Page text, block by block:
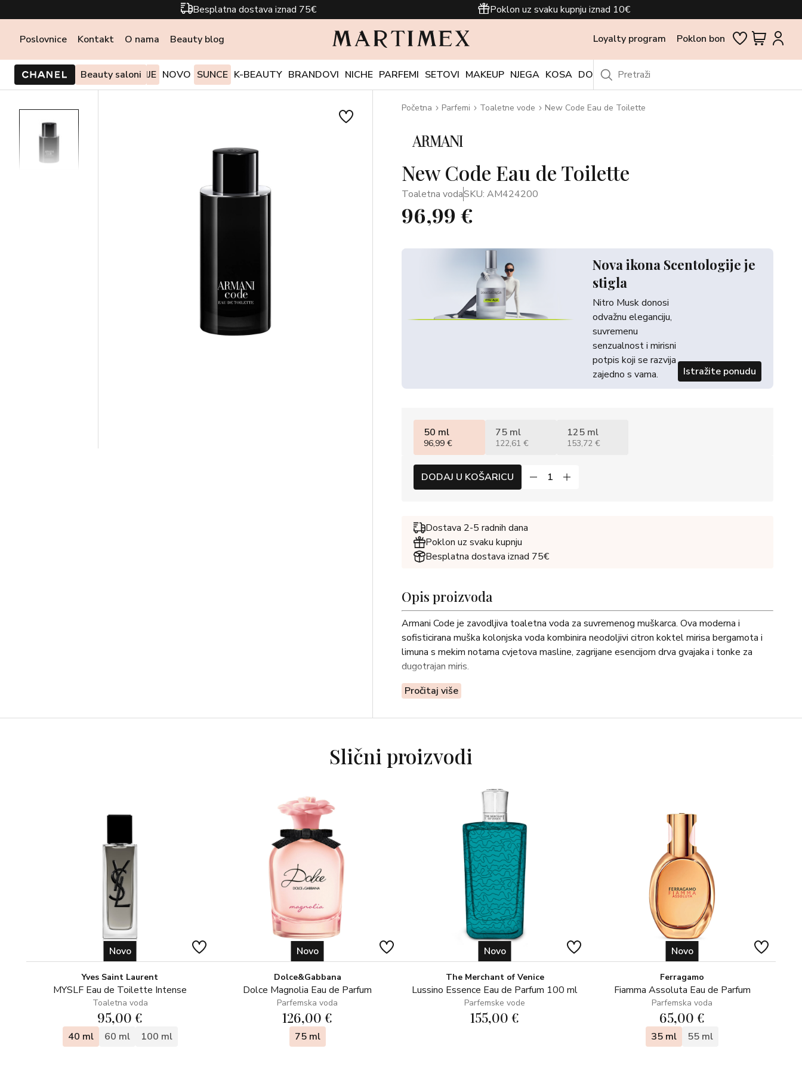
Besplatna dostava iznad 75€ Poklon uz svaku kupnju iznad 10€
Poslovnice Kontakt O nama Beauty blog Loyalty program Poklon bon
Beauty saloni
PONUDE I AKCIJE NOVO SUNCE K-BEAUTY BRANDOVI NICHE PARFEMI SETOVI MAKEUP NJEGA KOSA DODACI OUTLET
Početna Parfemi Toaletne vode New Code Eau de Toilette
New Code Eau de Toilette
Toaletna vodaSKU: AM424200
96,99 €
Nova ikona Scentologije je
stigla
Nitro Musk donosi
odvažnu eleganciju,
suvremenu
senzualnost i mirisni
potpis koji se razvija
zajedno s vama.
Istražite ponudu
50 ml
96,99 €
75 ml
122,61 €
125 ml
153,72 €
DODAJ U KOŠARICU
Dostava 2-5 radnih dana
Poklon uz svaku kupnju
Besplatna dostava iznad 75€
Opis proizvoda
Armani Code je zavodljiva toaletna voda za suvremenog muškarca. Ova moderna i
sofisticirana muška kolonjska voda kombinira neodoljivi citron koktel mirisa bergamota i
limuna s mekim notama cvjetova masline, zagrijane esencijom drva gvajaka i tonke za
dugotrajan miris.
Pročitaj više
Slični proizvodi
Novo
Yves Saint Laurent
MYSLF Eau de Toilette Intense
Toaletna voda
95,00 €
40 ml 60 ml 100 ml
Novo
Dolce&Gabbana
Dolce Magnolia Eau de Parfum
Parfemska voda
126,00 €
75 ml
Novo
The Merchant of Venice
Lussino Essence Eau de Parfum 100 ml
Parfemske vode
155,00 €
Novo
Ferragamo
Fiamma Assoluta Eau de Parfum
Parfemska voda
65,00 €
35 ml 55 ml